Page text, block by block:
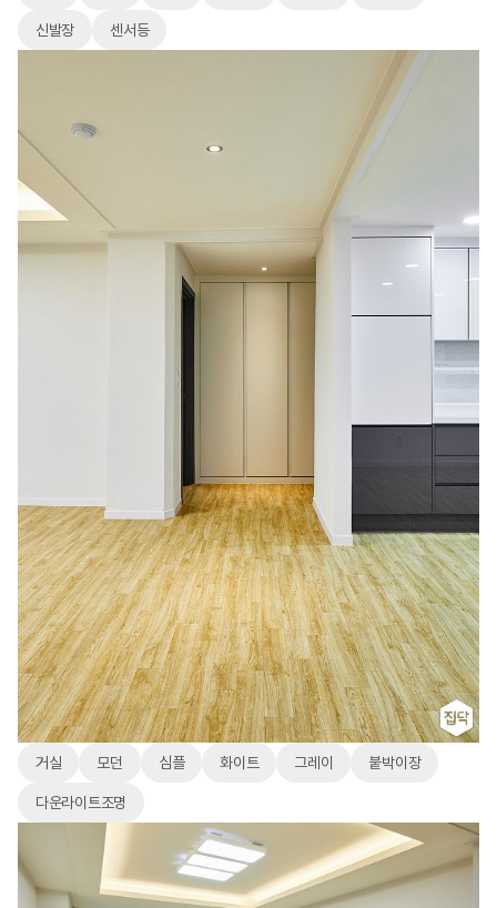
신발장 센서등
거실 모던 심플 화이트 그레이 붙박이장
다운라이트조명